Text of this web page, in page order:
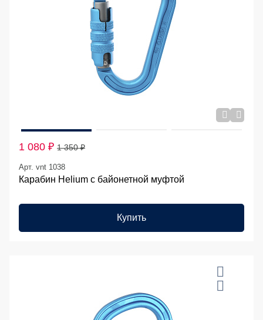
1 080 ₽ 1 350 ₽
Арт. vnt 1038
Карабин Helium с байонетной муфтой
Купить